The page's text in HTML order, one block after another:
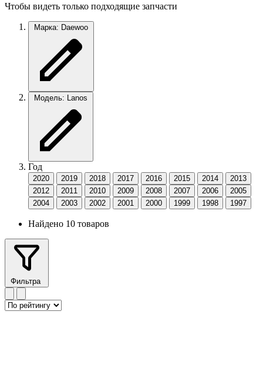
Чтобы видеть только подходящие запчасти
Марка: Daewoo
Модель: Lanos
Год
2020 2019 2018 2017 2016 2015 2014
2013
2012
2011 2010 2009 2008 2007 2006
2005
2004
2003 2002 2001 2000 1999 1998 1997
Найдено 10 товаров
Фильтра